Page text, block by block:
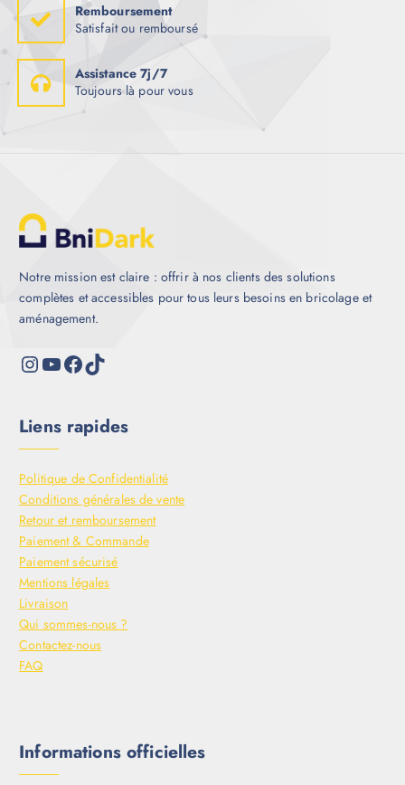
Remboursement
Satisfait ou remboursé
Assistance 7j/7
Toujours là pour vous
Notre mission est claire : offrir à nos clients des solutions
complètes et accessibles pour tous leurs besoins en bricolage et
aménagement.
Liens rapides
Politique de Confidentialité
Conditions générales de vente
Retour et remboursement
Paiement & Commande
Paiement sécurisé
Mentions légales
Livraison
Qui sommes-nous ?
Contactez-nous
FAQ
Informations officielles